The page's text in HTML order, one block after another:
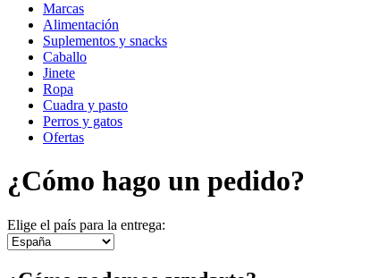
Marcas
Alimentación
Suplementos y snacks
Caballo
Jinete
Ropa
Cuadra y pasto
Perros y gatos
Ofertas
¿Cómo hago un pedido?
Elige el país para la entrega: